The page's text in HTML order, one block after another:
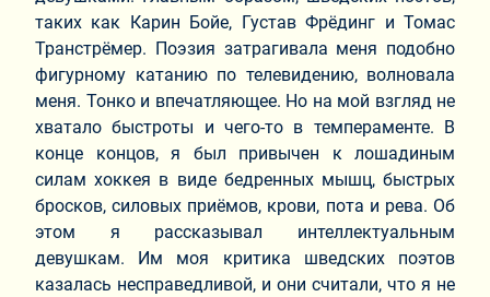
таких как Карин Бойе, Густав Фрёдинг и Томас
Транстрёмер. Поэзия затрагивала меня подобно
фигурному катанию по телевидению, волновала
меня. Тонко и впечатляющее. Но на мой взгляд не
хватало быстроты и чего-то в темпераменте. В
конце концов, я был привычен к лошадиным
силам хоккея в виде бедренных мышц, быстрых
бросков, силовых приёмов, крови, пота и рева. Об
этом я рассказывал интеллектуальным
девушкам. Им моя критика шведских поэтов
казалась несправедливой, и они считали, что я не